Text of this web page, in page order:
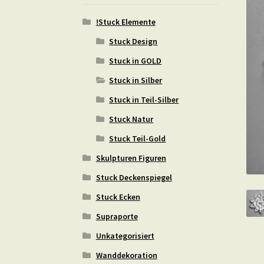
!Stuck Elemente
Stuck Design
Stuck in GOLD
Stuck in Silber
Stuck in Teil-Silber
Stuck Natur
Stuck Teil-Gold
Skulpturen Figuren
Stuck Deckenspiegel
Stuck Ecken
Supraporte
Unkategorisiert
Wanddekoration